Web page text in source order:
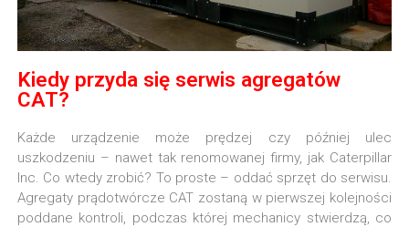
Kiedy przyda się serwis agregatów
CAT?
Każde urządzenie może prędzej czy później ulec
uszkodzeniu – nawet tak renomowanej firmy, jak Caterpillar
Inc. Co wtedy zrobić? To proste – oddać sprzęt do serwisu.
Agregaty prądotwórcze CAT zostaną w pierwszej kolejności
poddane kontroli, podczas której mechanicy stwierdzą, co